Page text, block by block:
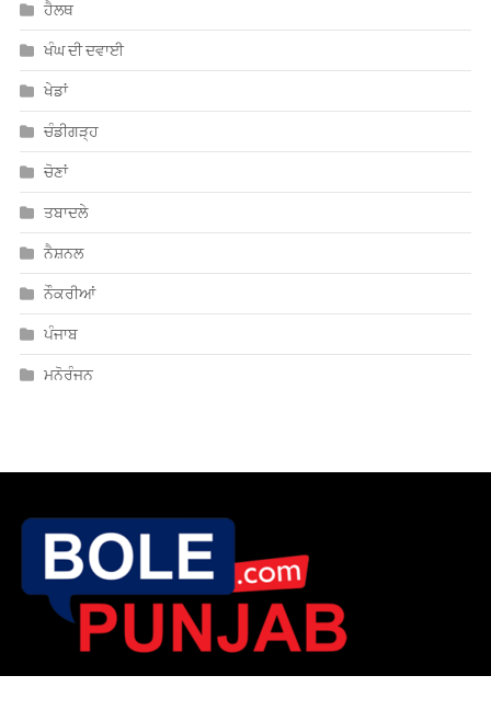
ਹੈਲਥ
ਖੰਘ ਦੀ ਦਵਾਈ
ਖੇਡਾਂ
ਚੰਡੀਗੜ੍ਹ
ਚੋਣਾਂ
ਤਬਾਦਲੇ
ਨੈਸ਼ਨਲ
ਨੌਕਰੀਆਂ
ਪੰਜਾਬ
ਮਨੋਰੰਜਨ